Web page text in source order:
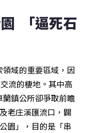
「逼死石
域的重要區域，因
流的棲地。其中高
鎮公所卻爭取前瞻
老庄溪匯流口，闢
園」，目的是「串